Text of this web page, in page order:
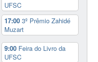
UFSC
17:003º Prêmio Zahidé
Muzart
9:00 Feira do Livro da
UFSC